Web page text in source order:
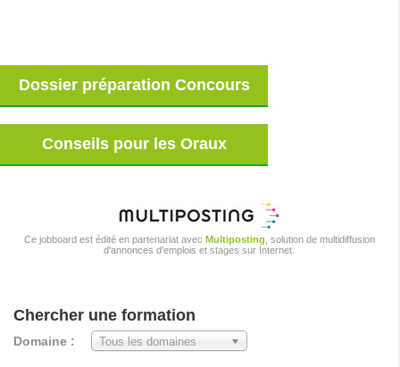
Dossier préparation Concours
Conseils pour les Oraux
Ce jobboard est édité en partenariat avec Multiposting , solution de multidiffusion
d'annonces d'emplois et stages sur Internet.
Chercher une formation
Domaine : Tous les domaines